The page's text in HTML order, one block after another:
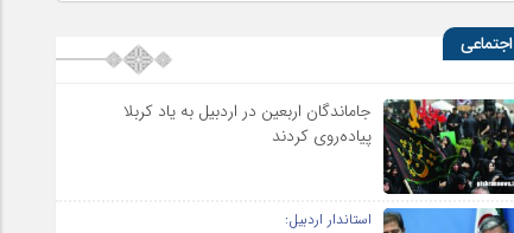
اجتماعی
جاماندگان اربعین در اردبیل به یاد کربلا
پیاده‌روی کردند
استاندار اردبیل: